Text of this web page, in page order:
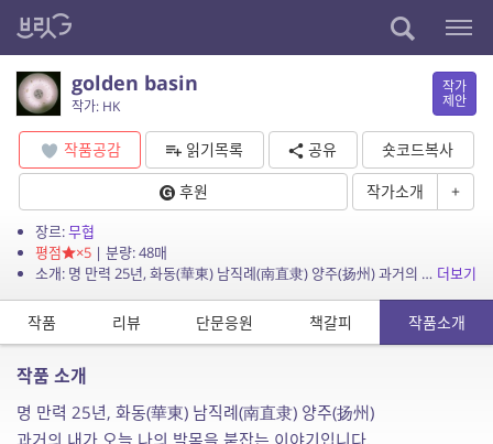
golden basin
작가: HK
작가
제안
작품공감 읽기목록 공유
숏코드복사
후원
작가소개 +
장르:무협
평점
×5| 분량: 48매
소개: 명 만력 25년, 화동(華東) 남직례(南直隶) 양주(扬州) 과거의 내가 오늘 나의 발목을 붙잡는 이야기입니다. 더보기
작품 리뷰 단문응원 책갈피 작품소개
작품 소개
명 만력 25년, 화동(華東) 남직례(南直隶) 양주(扬州)
과거의 내가 오늘 나의 발목을 붙잡는 이야기입니다.